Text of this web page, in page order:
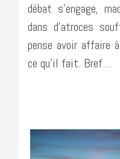
débat s’engage,
dans d’atroces
pense avoir affaire
ce qu’il fait. Bref…